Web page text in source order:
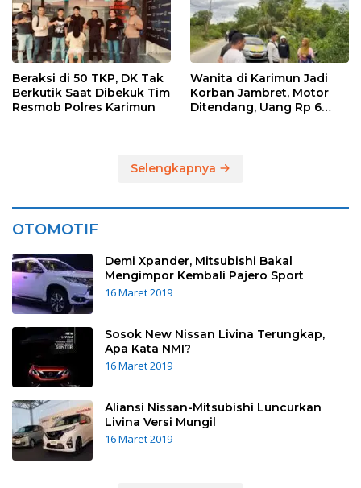
Beraksi di 50 TKP, DK Tak
Berkutik Saat Dibekuk Tim
Resmob Polres Karimun
Wanita di Karimun Jadi
Korban Jambret, Motor
Ditendang, Uang Rp 6
Selengkapnya
OTOMOTIF
Demi Xpander, Mitsubishi Bakal
Mengimpor Kembali Pajero Sport
16 Maret 2019
Sosok New Nissan Livina Terungkap,
Apa Kata NMI?
16 Maret 2019
Aliansi Nissan-Mitsubishi Luncurkan
Livina Versi Mungil
16 Maret 2019